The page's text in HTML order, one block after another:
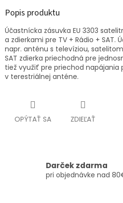
Popis produktu
Účastnícka zásuvka EU 3303
a zdierkami pre TV + Rádio + SAT.
napr. anténu s televíziou,
SAT zdierka priechodná pre
tiež využiť pre priechod napájania
v terestriálnej anténe.
OPÝTAŤ SA ZDIEĽAŤ
Darček zdarma
pri objednávke nad